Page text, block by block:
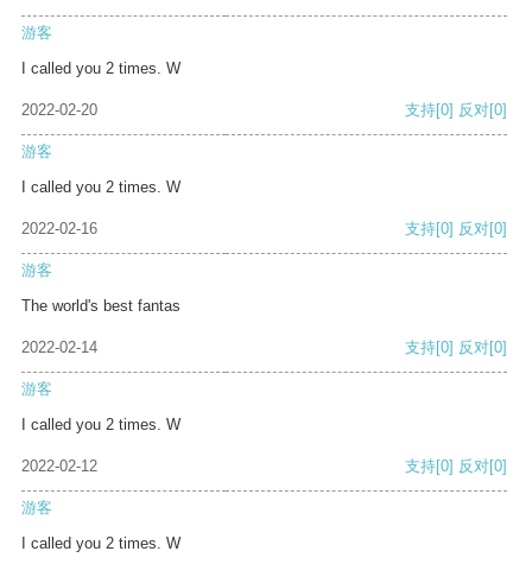
游客
I called you 2 times. W
2022-02-20 支持[0] 反对[0]
游客
I called you 2 times. W
2022-02-16 支持[0] 反对[0]
游客
The world's best fantas
2022-02-14 支持[0] 反对[0]
游客
I called you 2 times. W
2022-02-12 支持[0] 反对[0]
游客
I called you 2 times. W